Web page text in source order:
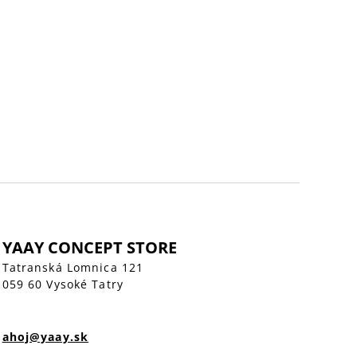
YAAY CONCEPT STORE
Tatranská Lomnica 121
059 60 Vysoké Tatry
ahoj@yaay.sk